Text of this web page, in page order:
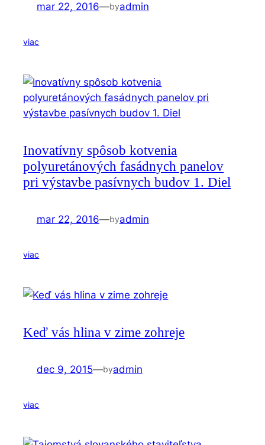
mar 22, 2016—byadmin
viac
Inovatívny spôsob kotvenia
polyuretánových fasádnych panelov
pri výstavbe pasívnych budov 1. Diel
mar 22, 2016—byadmin
viac
Keď vás hlina v zime zohreje
dec 9, 2015—byadmin
viac